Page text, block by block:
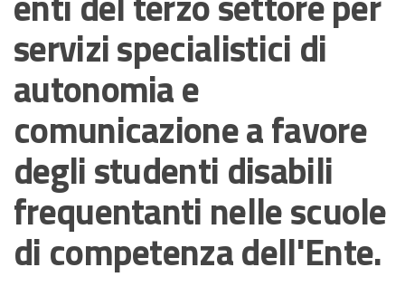
servizi specialistici di
autonomia e
comunicazione a favore
degli studenti disabili
frequentanti nelle scuole
di competenza dell'Ente.